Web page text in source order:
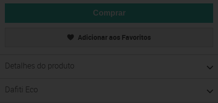
Comprar
Adicionar aos Favoritos
Detalhes do produto
Dafiti Eco